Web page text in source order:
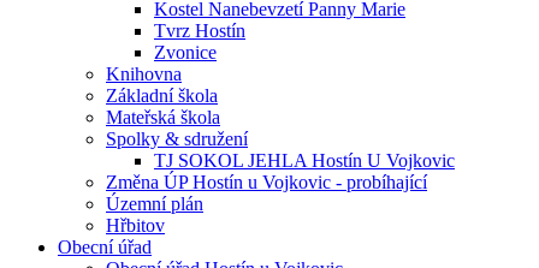
Kostel Nanebevzetí Panny Marie
Tvrz Hostín
Zvonice
Knihovna
Základní škola
Mateřská škola
Spolky & sdružení
TJ SOKOL JEHLA Hostín U Vojkovic
Změna ÚP Hostín u Vojkovic - probíhající
Územní plán
Hřbitov
Obecní úřad